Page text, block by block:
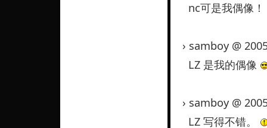
nc可是我偶像！
› samboy @
LZ 是我的偶像
› samboy @
LZ 写得不错。